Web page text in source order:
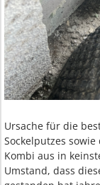
Ursache für die
Sockelputzes
Kombi aus in
Umstand, dass